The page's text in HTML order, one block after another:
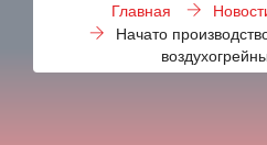
Главная
Начато